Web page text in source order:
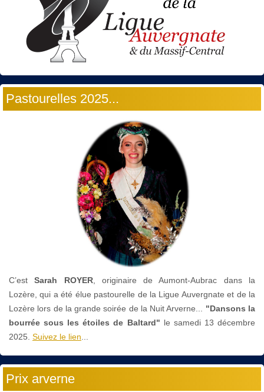
Pastourelles 2025...
C’estSarah ROYER, originaire de Aumont-Aubrac dans la
Lozère, qui a été élue pastourelle de la Ligue Auvergnate et de la
Lozère lors de la grande soirée de la Nuit Arverne... "Dansons la
bourrée sous les étoiles de Baltard" le samedi 13 décembre
2025. Suivez le lien...
Prix arverne